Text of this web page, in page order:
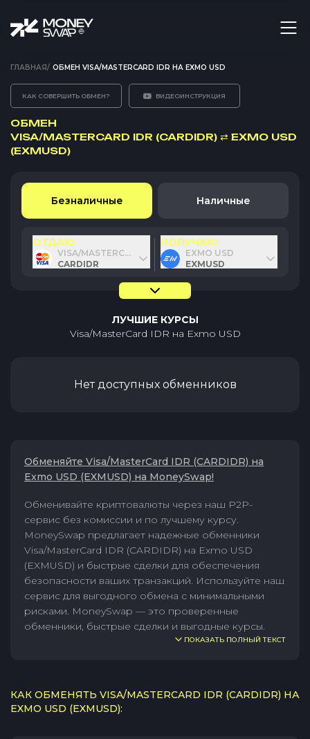
ГЛАВНАЯ/ ОБМЕН VISA/MASTERCARD IDR НА EXMO USD
КАК СОВЕРШИТЬ ОБМЕН? ВИДЕОИНСТРУКЦИЯ
ОБМЕН
VISA/MASTERCARD IDR (CARDIDR) ⇄ EXMO USD
(EXMUSD)
Безналичные Наличные
ОТДАЮ
VISA/MASTERCARD IDR
CARDIDR
ПОЛУЧАЮ
EXMO USD
EXMUSD
ЛУЧШИЕ КУРСЫ
Visa/MasterCard IDR на Exmo USD
Нет доступных обменников
Обменяйте Visa/MasterCard IDR (CARDIDR) на
Exmo USD (EXMUSD) на MoneySwap!
Обменивайте криптовалюты через наш P2P-
сервис без комиссии и по лучшему курсу.
MoneySwap предлагает надежные обменники
Visa/MasterCard IDR (CARDIDR) на Exmo USD
(EXMUSD) и быстрые сделки для обеспечения
безопасности ваших транзакций. Используйте наш
сервис для выгодного обмена с минимальными
рисками. MoneySwap — это проверенные
обменники, быстрые сделки и выгодные курсы.
ПОКАЗАТЬ ПОЛНЫЙ ТЕКСТ
КАК ОБМЕНЯТЬ VISA/MASTERCARD IDR (CARDIDR) НА
EXMO USD (EXMUSD):